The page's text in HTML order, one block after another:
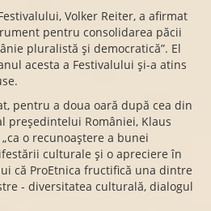
Volker Reiter, a afirmat
pentru consolidarea păcii
pluralistă și democratică”. El
acesta a Festivalului și-a atins
pentru a doua oară după cea din
președintelui României, Klaus
o recunoaștere a bunei
culturale și o apreciere în
că ProEtnica fructifică una dintre
- diversitatea culturală, dialogul